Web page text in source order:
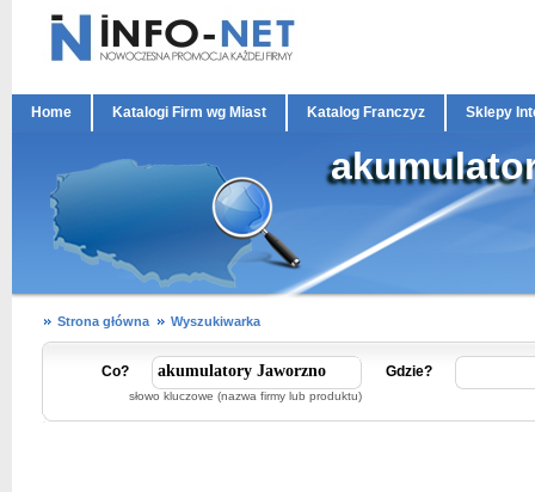
Home Katalogi Firm wg Miast Katalog Franczyz Sklepy
Strona główna Wyszukiwarka
Co?
słowo kluczowe (nazwa firmy lub produktu)
Gdzie?